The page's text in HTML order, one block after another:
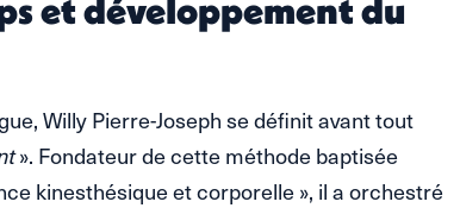
et développement du
Willy Pierre-Joseph se définit avant tout
». Fondateur de cette méthode baptisée
kinesthésique et corporelle », il a orchestré